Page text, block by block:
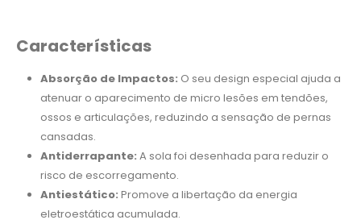
Características
Absorção de Impactos: O seu design especial ajuda a
atenuar o aparecimento de micro lesões em tendões,
ossos e articulações, reduzindo a sensação de pernas
cansadas.
Antiderrapante: A sola foi desenhada para reduzir o
risco de escorregamento.
Antiestático: Promove a libertação da energia
eletroestática acumulada.